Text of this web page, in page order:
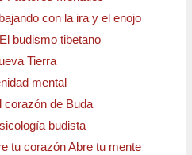
con la ira y el enojo
budismo tibetano
Tierra
mental
corazón de Buda
budista
tu corazón Abre tu mente